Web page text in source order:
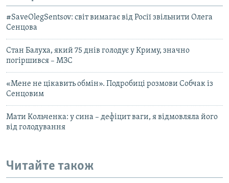
#SaveOlegSentsov: світ вимагає від Росії звільнити Олега
Сенцова
Стан Балуха, який 75 днів голодує у Криму, значно
погіршився – МЗС
«Мене не цікавить обмін». Подробиці розмови Собчак із
Сенцовим
Мати Кольченка: у сина – дефіцит ваги, я відмовляла його
від голодування
Читайте також